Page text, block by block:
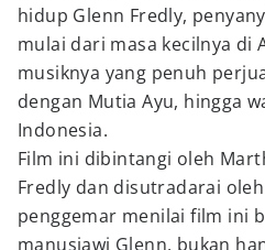
hidup Glenn Fredly,
mulai dari masa kecilnya di
musiknya yang penuh
dengan Mutia Ayu, hingga
Indonesia.
Film ini dibintangi oleh
Fredly dan disutradarai
penggemar menilai film ini
manusiawi Glenn, bukan